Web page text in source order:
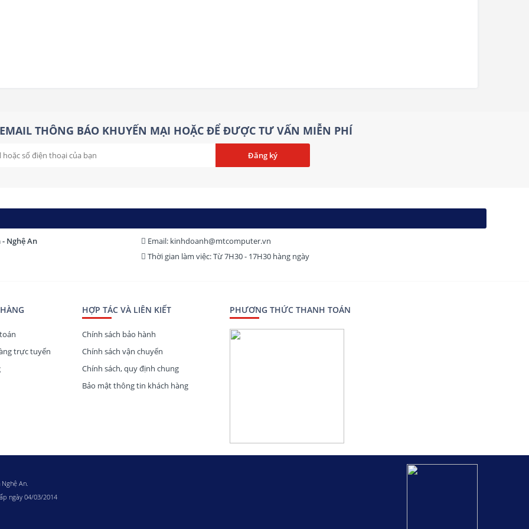
– 80 Plus Gold – Full
chính hãng tại Miền Trung
Model
THÔNG BÁO KHUYẾN MẠI HOẶC ĐỂ ĐƯỢC TƯ VẤN MIỄN PHÍ
- Nghệ An
Email: kinhdoanh@mtcomputer.vn
Thời gian làm việc: Từ 7H30 - 17H30 hàng ngày
trực tuyến
HỢP TÁC VÀ LIÊN KIẾT
Chính sách bảo hành
Chính sách vận chuyển
Chính sách, quy định chung
Bảo mật thông tin khách hàng
PHƯƠNG THỨC THANH TOÁN
An.
ngày 04/03/2014